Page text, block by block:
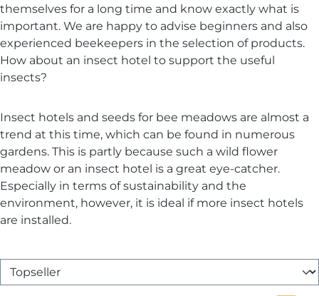
themselves for a long time and know exactly what is
important. We are happy to advise beginners and also
experienced beekeepers in the selection of products.
How about an insect hotel to support the useful
insects?
Insect hotels and seeds for bee meadows are almost a
trend at this time, which can be found in numerous
gardens. This is partly because such a wild flower
meadow or an insect hotel is a great eye-catcher.
Especially in terms of sustainability and the
environment, however, it is ideal if more insect hotels
are installed.